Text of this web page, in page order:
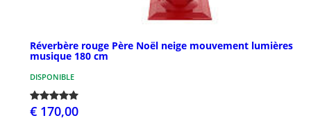
Réverbère rouge Père Noël neige mouvement lumières
musique 180 cm
DISPONIBLE
€ 170,00